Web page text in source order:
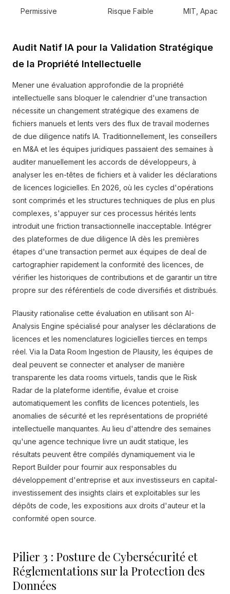
Permissive Risque Faible MIT, Apache
Audit Natif IA pour la Validation Stratégique
de la Propriété Intellectuelle
Mener une évaluation approfondie de la propriété
intellectuelle sans bloquer le calendrier d'une transaction
nécessite un changement stratégique des examens de
fichiers manuels et lents vers des flux de travail modernes
de due diligence natifs IA. Traditionnellement, les conseillers
en M&A et les équipes juridiques passaient des semaines à
auditer manuellement les accords de développeurs, à
analyser les en-têtes de fichiers et à valider les déclarations
de licences logicielles. En 2026, où les cycles d'opérations
sont comprimés et les structures techniques de plus en plus
complexes, s'appuyer sur ces processus hérités lents
introduit une friction transactionnelle inacceptable. Intégrer
des plateformes de due diligence IA dès les premières
étapes d'une transaction permet aux équipes de deal de
cartographier rapidement la conformité des licences, de
vérifier les historiques de contributions et de garantir un titre
propre sur des référentiels de code diversifiés et distribués.
Plausity rationalise cette évaluation en utilisant son AI-
Analysis Engine spécialisé pour analyser les déclarations de
licences et les nomenclatures logicielles tierces en temps
réel. Via la Data Room Ingestion de Plausity, les équipes de
deal peuvent se connecter et analyser de manière
transparente les data rooms virtuels, tandis que le Risk
Radar de la plateforme identifie, évalue et croise
automatiquement les conflits de licences potentiels, les
anomalies de sécurité et les représentations de propriété
intellectuelle manquantes. Au lieu d'attendre des semaines
qu'une agence technique livre un audit statique, les
résultats peuvent être compilés dynamiquement via le
Report Builder pour fournir aux responsables du
développement d'entreprise et aux investisseurs en capital-
investissement des insights clairs et exploitables sur les
dépôts de code, les expositions aux droits d'auteur et la
conformité open source.
Pilier 3 : Posture de Cybersécurité et
Réglementations sur la Protection des
Données